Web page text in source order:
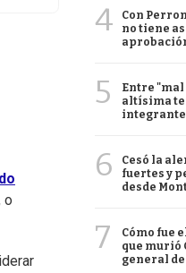
o
4
Con
no tiene
5
Entre
altísima
6
Cesó la
fuertes y
desde
7
Cómo fue
que murió
general de